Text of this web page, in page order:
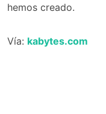
hemos creado.
Vía: kabytes.com